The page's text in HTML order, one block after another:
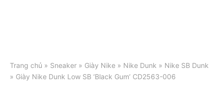
Trang chủ » Sneaker » Giày Nike » Nike Dunk » Nike SB Dunk
» Giày Nike Dunk Low SB ‘Black Gum’ CD2563-006